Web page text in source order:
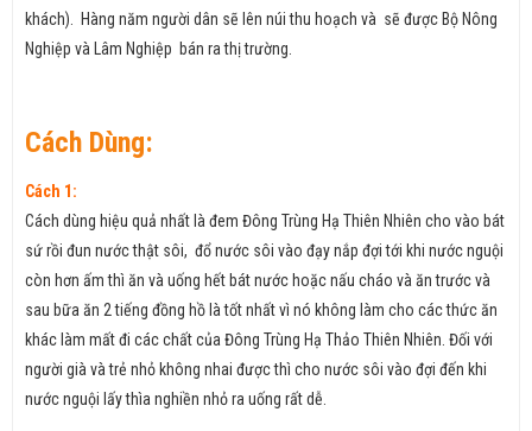
khách). Hàng năm người dân sẽ lên núi thu hoạch và sẽ được Bộ Nông
Nghiệp và Lâm Nghiệp bán ra thị trường.
Cách Dùng:
Cách 1:
Cách dùng hiệu quả nhất là đem Đông Trùng Hạ Thiên Nhiên cho vào bát
sứ rồi đun nước thật sôi, đổ nước sôi vào đạy nắp đợi tới khi nước nguội
còn hơn ấm thì ăn và uống hết bát nước hoặc nấu cháo và ăn trước và
sau bữa ăn 2 tiếng đồng hồ là tốt nhất vì nó không làm cho các thức ăn
khác làm mất đi các chất của Đông Trùng Hạ Thảo Thiên Nhiên. Đối với
người già và trẻ nhỏ không nhai được thì cho nước sôi vào đợi đến khi
nước nguội lấy thìa nghiền nhỏ ra uống rất dễ.